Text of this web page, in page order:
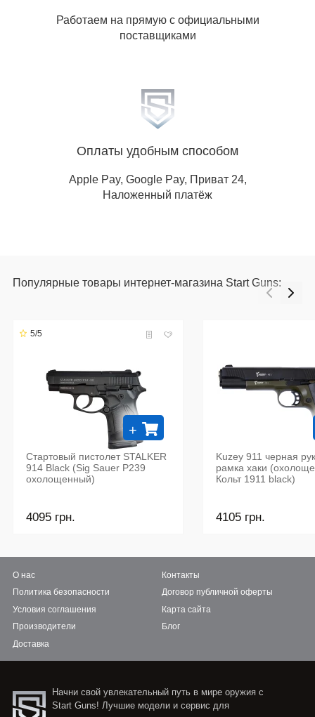
Работаем на прямую с официальными
поставщиками
Оплаты удобным способом
Apple Pay, Google Pay, Приват 24,
Наложенный платёж
Популярные товары интернет-магазина Start Guns:
5/5
Стартовый пистолет STALKER
914 Black (Sig Sauer P239
охолощенный)
4095 грн.
+
Kuzey 911 черная
рамка хаки
Кольт 1911 black)
4105 грн.
О нас
Политика безопасности
Условия соглашения
Производители
Доставка
Контакты
Договор публичной оферты
Карта сайта
Блог
Начни свой увлекательный путь в мире оружия с
Start Guns! Лучшие модели и сервис для